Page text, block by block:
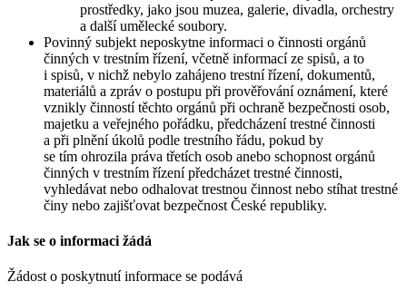
prostředky, jako jsou muzea, galerie, divadla, orchestry
a další umělecké soubory.
Povinný subjekt neposkytne informaci o činnosti orgánů
činných v trestním řízení, včetně informací ze spisů, a to
i spisů, v nichž nebylo zahájeno trestní řízení, dokumentů,
materiálů a zpráv o postupu při prověřování oznámení, které
vznikly činností těchto orgánů při ochraně bezpečnosti osob,
majetku a veřejného pořádku, předcházení trestné činnosti
a při plnění úkolů podle trestního řádu, pokud by
se tím ohrozila práva třetích osob anebo schopnost orgánů
činných v trestním řízení předcházet trestné činnosti,
vyhledávat nebo odhalovat trestnou činnost nebo stíhat trestné
činy nebo zajišťovat bezpečnost České republiky.
Jak se o informaci žádá
Žádost o poskytnutí informace se podává